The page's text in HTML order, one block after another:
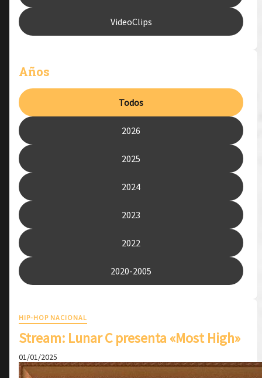
VideoClips
Años
Todos
2026
2025
2024
2023
2022
2020-2005
HIP-HOP NACIONAL
Stream: Lunar C presenta «Most High»
01/01/2025